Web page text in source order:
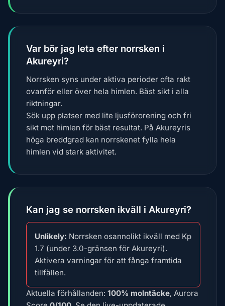
Var bör jag leta efter norrsken i
Akureyri?
Norrsken syns under aktiva perioder ofta rakt
ovanför eller över hela himlen. Bäst sikt i alla
riktningar.
Sök upp platser med lite ljusförorening och fri
sikt mot himlen för bäst resultat. På Akureyris
höga breddgrad kan norrskenet fylla hela
himlen vid stark aktivitet.
Kan jag se norrsken ikväll i Akureyri?
Unlikely: Norrsken osannolikt ikväll med Kp
1.7 (under 3.0-gränsen för Akureyri).
Aktivera varningar för att fånga framtida
tillfällen.
Aktuella förhållanden: 100% molntäcke, Aurora